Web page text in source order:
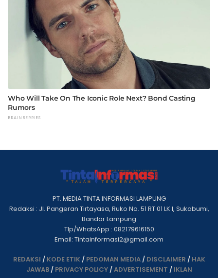
PT. MEDIA TINTA INFORMASI LAMPUNG
Redaksi : Jl. Pangeran Tirtayasa, Ruko No. 51 RT 01 LK I, Sukabumi,
Bandar Lampung
Tlp/WhatsApp : 082179616150
Email: Tintainformasi2@gmail.com
REDAKSI / KODE ETIK / PEDOMAN MEDIA/ DISCLAIMER / HAK
JAWAB/ PRIVACY POLICY/ADVERTISEMENT / IKLAN